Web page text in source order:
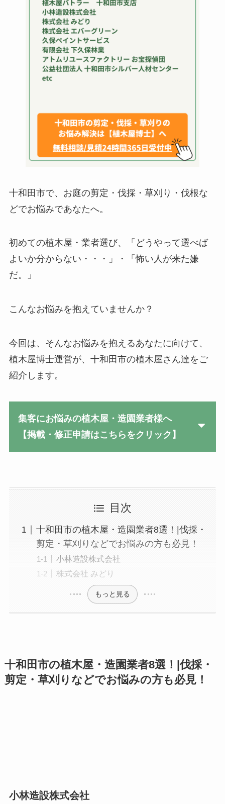
十和田市で、お庭の剪定・伐採・草刈り・伐根な
どでお悩みであなたへ。
初めての植木屋・業者選び、「どうやって選べば
よいか分からない・・・」・「怖い人が来た嫌
だ。」
こんなお悩みを抱えていませんか？
今回は、そんなお悩みを抱えるあなたに向けて、
植木屋博士運営が、十和田市の植木屋さん達をご
紹介します。
集客にお悩みの植木屋・造園業者様へ
【掲載・修正申請はこちらをクリック】
目次
十和田市の植木屋・造園業者8選！|伐採・
剪定・草刈りなどでお悩みの方も必見！
小林造設株式会社
株式会社 みどり
もっと見る
十和田市の植木屋・造園業者8選！|伐採・
剪定・草刈りなどでお悩みの方も必見！
小林造設株式会社